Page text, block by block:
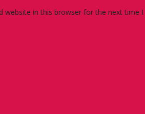
website in this browser for the next time I